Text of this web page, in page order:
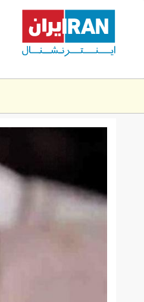
content
کودک